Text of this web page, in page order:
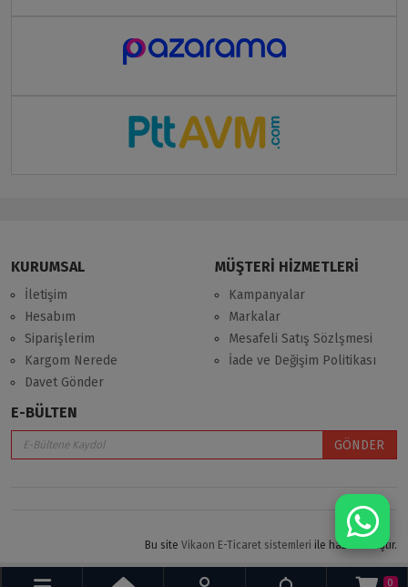
KURUMSAL
İletişim
Hesabım
Siparişlerim
Kargom Nerede
Davet Gönder
MÜŞTERİ HİZMETLERİ
Kampanyalar
Markalar
Mesafeli Satış Sözlşmesi
İade ve Değişim Politikası
E-BÜLTEN
GÖNDER
Bu site Vikaon E-Ticaret sistemleri ile hazırlanmıştır.
0